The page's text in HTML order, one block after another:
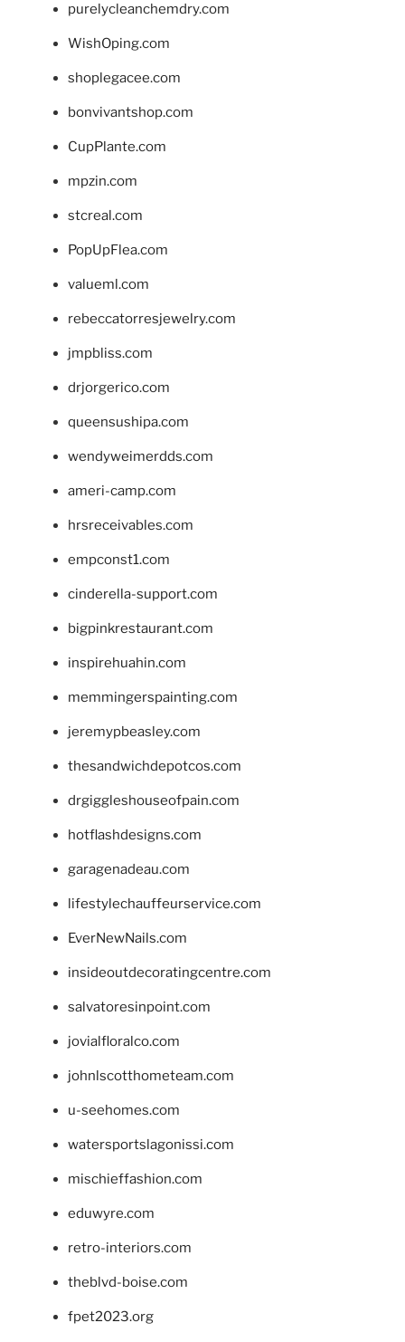
purelycleanchemdry.com
WishOping.com
shoplegacee.com
bonvivantshop.com
CupPlante.com
mpzin.com
stcreal.com
PopUpFlea.com
valueml.com
rebeccatorresjewelry.com
jmpbliss.com
drjorgerico.com
queensushipa.com
wendyweimerdds.com
ameri-camp.com
hrsreceivables.com
empconst1.com
cinderella-support.com
bigpinkrestaurant.com
inspirehuahin.com
memmingerspainting.com
jeremypbeasley.com
thesandwichdepotcos.com
drgiggleshouseofpain.com
hotflashdesigns.com
garagenadeau.com
lifestylechauffeurservice.com
EverNewNails.com
insideoutdecoratingcentre.com
salvatoresinpoint.com
jovialfloralco.com
johnlscotthometeam.com
u-seehomes.com
watersportslagonissi.com
mischieffashion.com
eduwyre.com
retro-interiors.com
theblvd-boise.com
fpet2023.org